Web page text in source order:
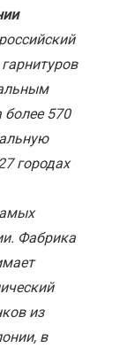
более 570
городах
Фабрика
из
в